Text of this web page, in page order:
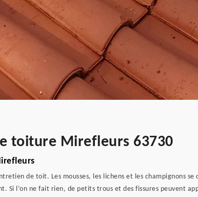
toiture Mirefleurs 63730
de toit. Les mousses, les lichens et les champignons
l’on ne fait rien, de petits trous et des fissures peuvent